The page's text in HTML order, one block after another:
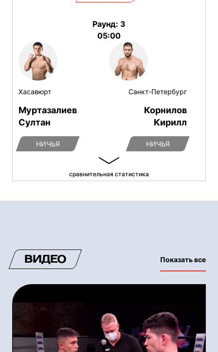
Хасавюрт
Муртазалиев
Султан
НИЧЬЯ
Раунд: 3
05:00
Санкт-Петербург
Корнилов
Кирилл
НИЧЬЯ
сравнительная статистика
ВИДЕО Показать все